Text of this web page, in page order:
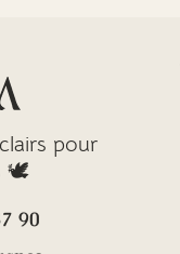
pour
🕊️
90